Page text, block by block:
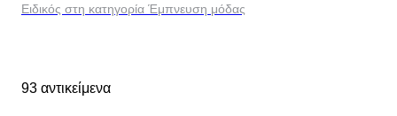
Ειδικός στη κατηγορία Έμπνευση μόδας
93 αντικείμενα